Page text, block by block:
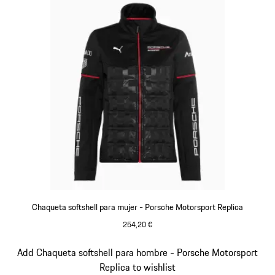
Chaqueta softshell para mujer - Porsche Motorsport Replica
254,20 €
Add Chaqueta softshell para hombre - Porsche Motorsport
Replica to wishlist
Diapositiva 13 de 20